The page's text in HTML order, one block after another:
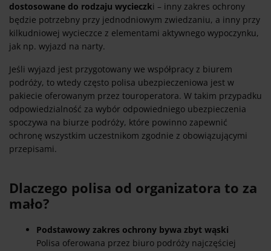
dostosowane do rodzaju wycieczki – inny zakres ochrony
będzie potrzebny przy jednodniowym zwiedzaniu, a inny przy
kilkudniowej wycieczce z elementami aktywnego wypoczynku,
jak np. wyjazd na narty.
Jeśli wyjazd jest przygotowany we współpracy z biurem
podróży, to wtedy często polisa ubezpieczeniowa jest w
pakiecie oferowanym przez touroperatora. W takim przypadku
odpowiedzialność za wybór odpowiedniego ubezpieczenia
spoczywa na biurze podróży, które powinno zapewnić
ochronę wszystkim uczestnikom zgodnie z obowiązującymi
przepisami.
Dlaczego polisa od organizatora to za
mało?
Podstawowy zakres ochrony bywa zbyt wąski
Polisa oferowana przez biuro podróży najczęściej